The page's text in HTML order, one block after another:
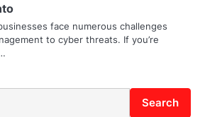
face numerous challenges
to cyber threats. If you’re
Search